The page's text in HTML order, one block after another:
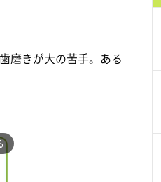
磨きが大の苦手。ある